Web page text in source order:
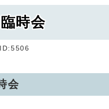
時会
ID:5506
会